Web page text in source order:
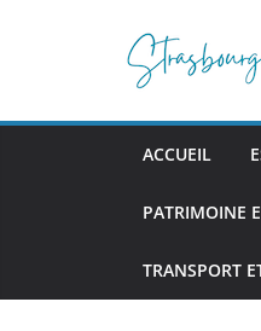
ACCUEIL
PATRIMOINE
TRANSPORT